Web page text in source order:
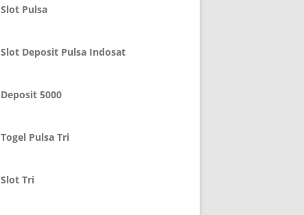
Slot Pulsa
Slot Deposit Pulsa Indosat
Deposit 5000
Togel Pulsa Tri
Slot Tri